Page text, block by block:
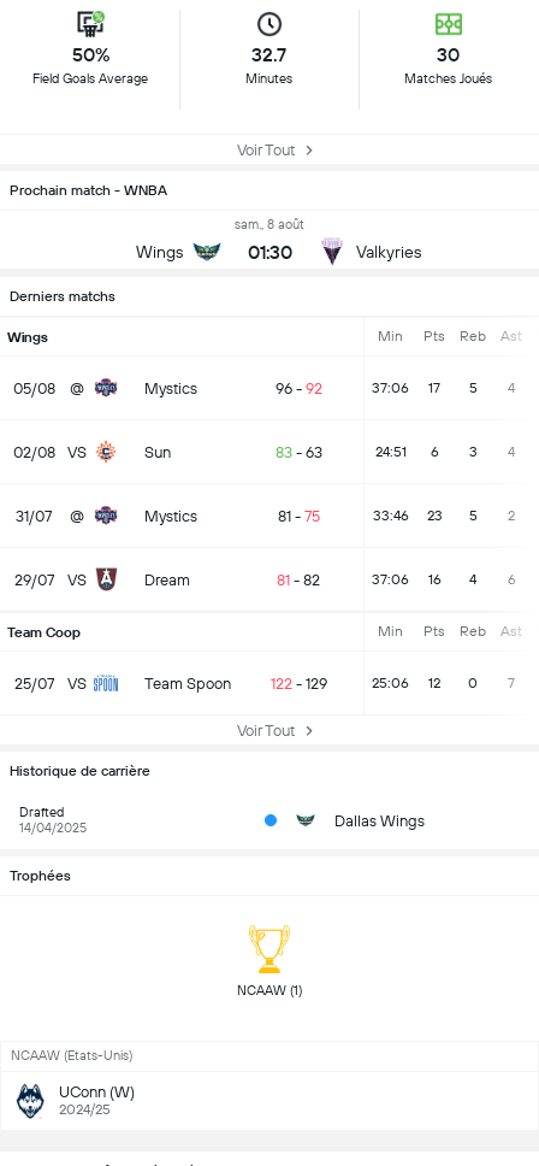
50%
Field Goals Average
32.7
Minutes
30
Matches Joués
Voir Tout
Prochain match - WNBA
Wings
sam., 8 août
01:30 Valkyries
Derniers matchs
Wings Min Pts Reb Ast
05/08 @ Mystics 96- 92 37:06 17 5 4
02/08 VS Sun 83- 63 24:51 6 3 4
31/07 @ Mystics 81- 75 33:46 23 5 2
29/07 VS Dream 81 - 82 37:06 16 4 6
Team Coop Min Pts Reb Ast
25/07 VS Team Spoon 122- 129 25:06 12 0 7
Voir Tout
Historique de carrière
Drafted
14/04/2025
Dallas Wings
Trophées
NCAAW (Etats-Unis)
UConn (W)
2024/25